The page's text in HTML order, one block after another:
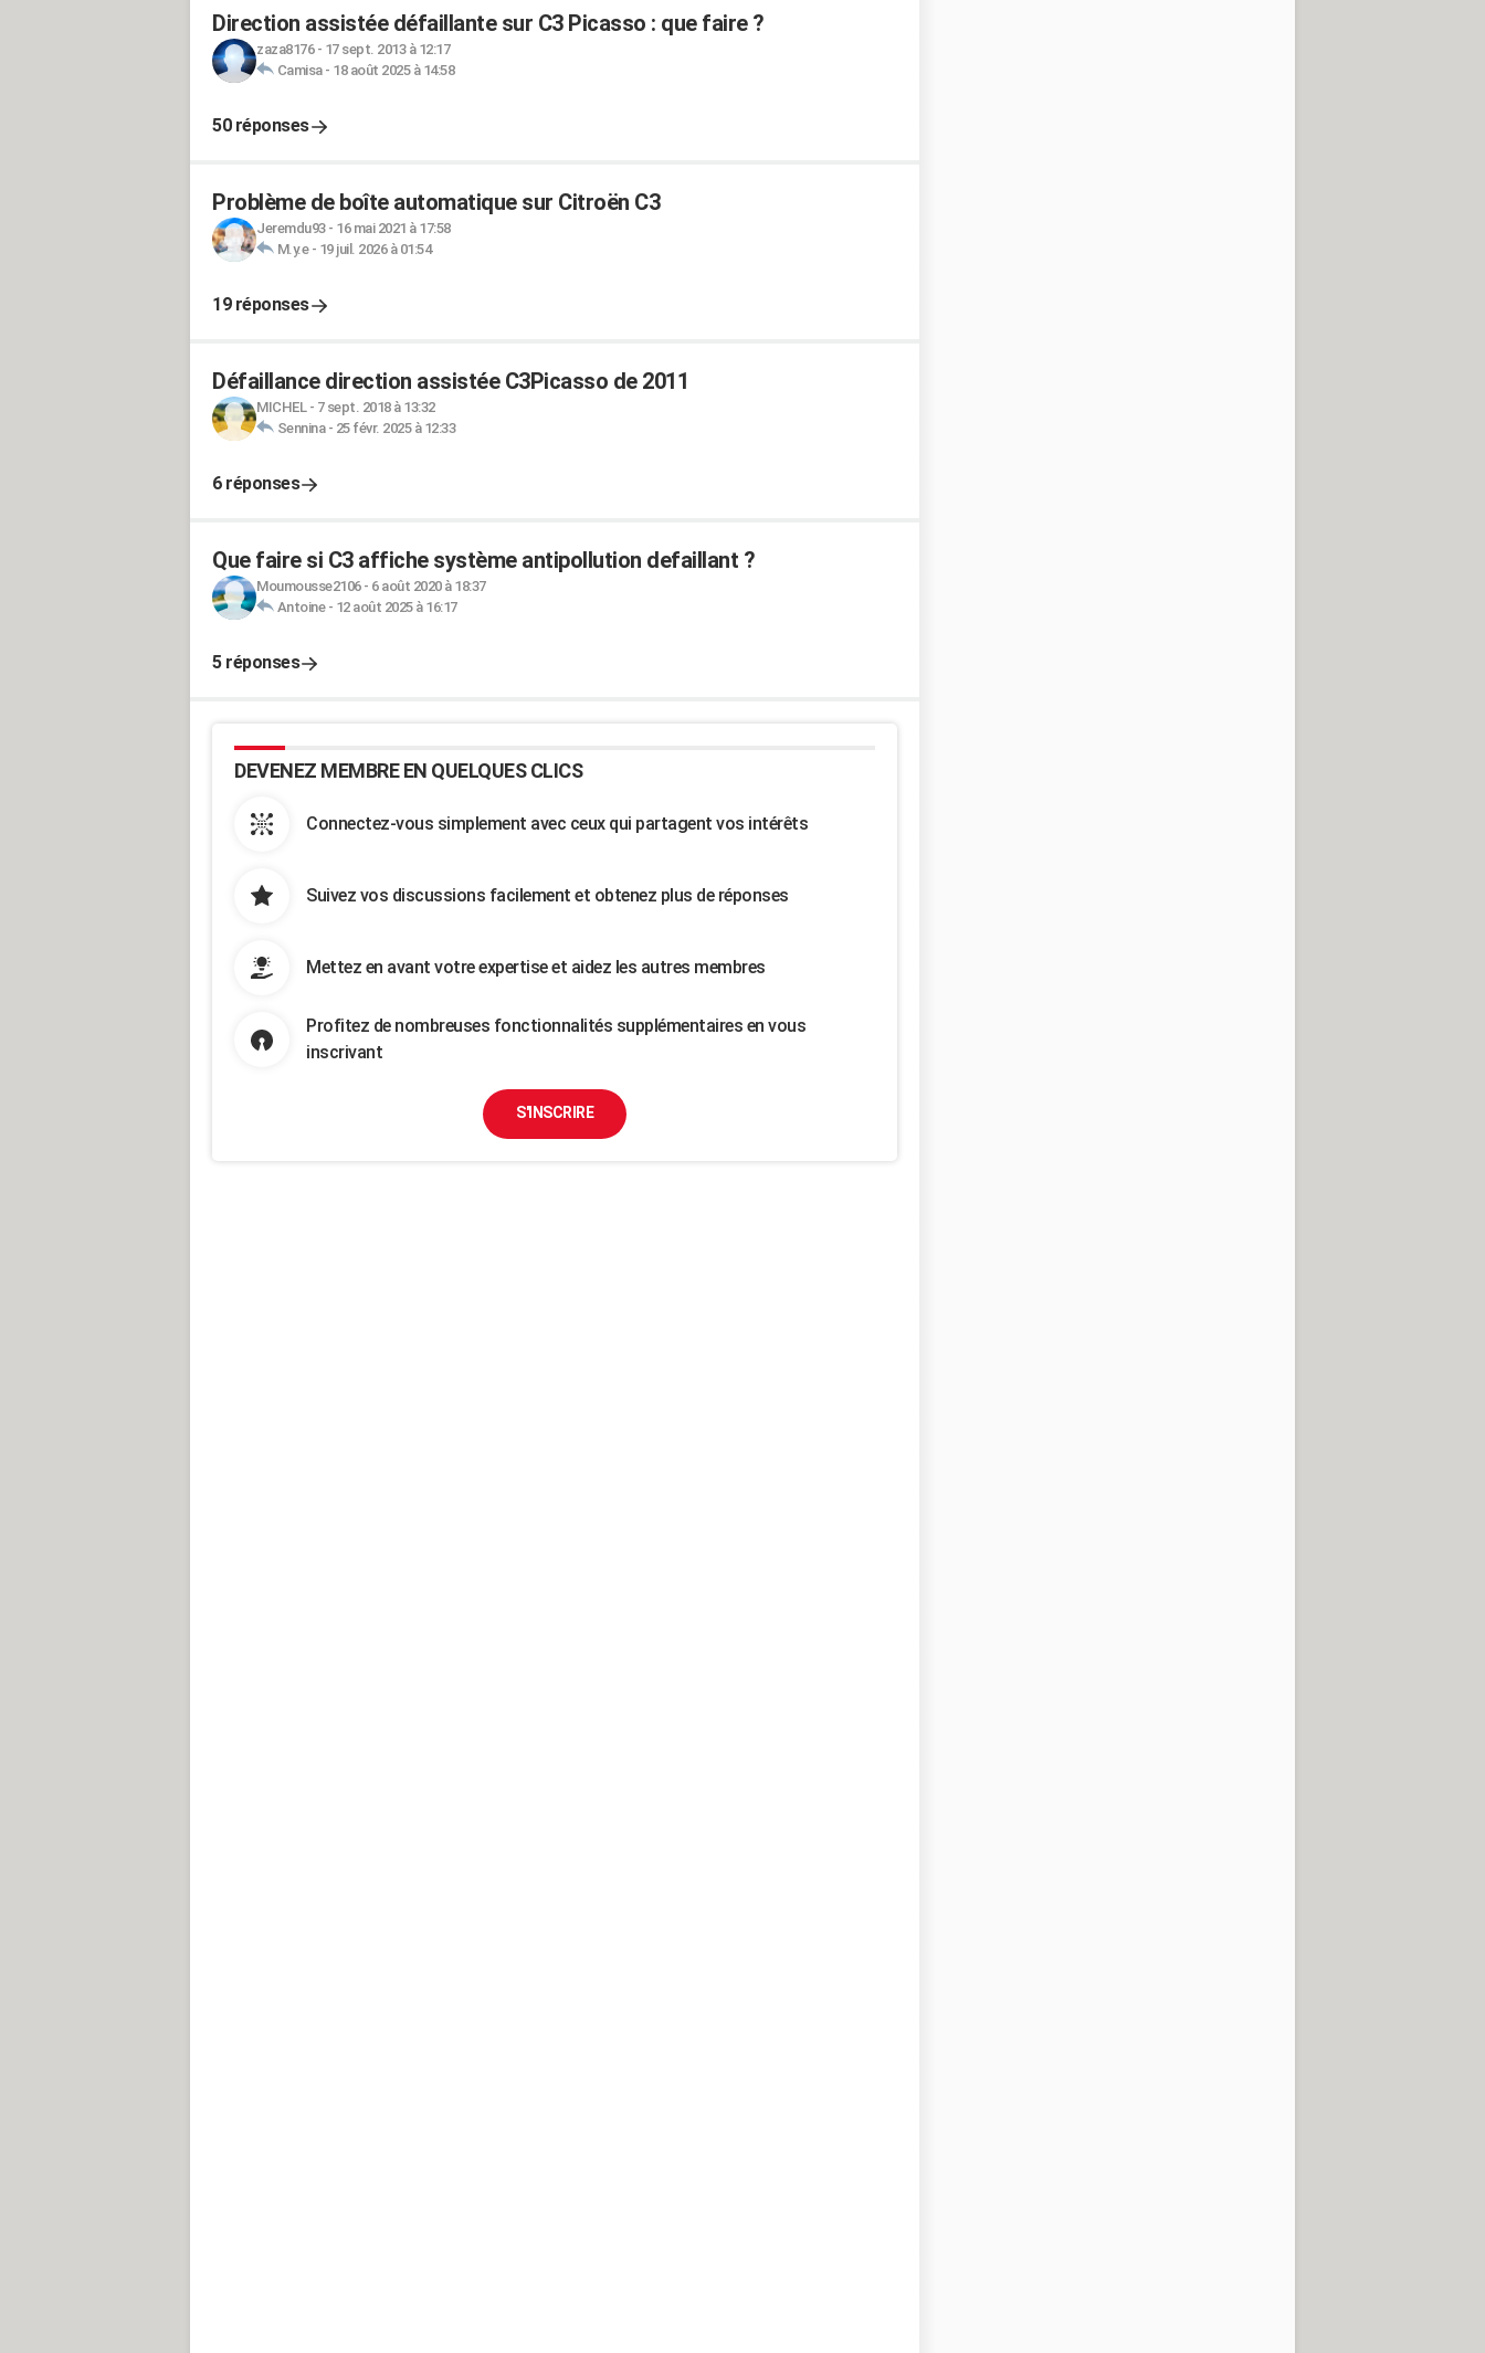
Direction assistée défaillante sur C3 Picasso : que faire ?
zaza8176- 17 sept. 2013 à 12:17
Camisa- 18 août 2025 à 14:58
50 réponses
Problème de boîte automatique sur Citroën C3
Jeremdu93- 16 mai 2021 à 17:58
M.y.e- 19 juil. 2026 à 01:54
19 réponses
Défaillance direction assistée C3Picasso de 2011
MICHEL- 7 sept. 2018 à 13:32
Sennina- 25 févr. 2025 à 12:33
6 réponses
Que faire si C3 affiche système antipollution defaillant ?
Moumousse2106- 6 août 2020 à 18:37
Antoine- 12 août 2025 à 16:17
5 réponses
DEVENEZ MEMBRE EN QUELQUES CLICS
Connectez-vous simplement avec ceux qui partagent vos intérêts
Suivez vos discussions facilement et obtenez plus de réponses
Mettez en avant votre expertise et aidez les autres membres
Profitez de nombreuses fonctionnalités supplémentaires en vous
inscrivant
S'INSCRIRE